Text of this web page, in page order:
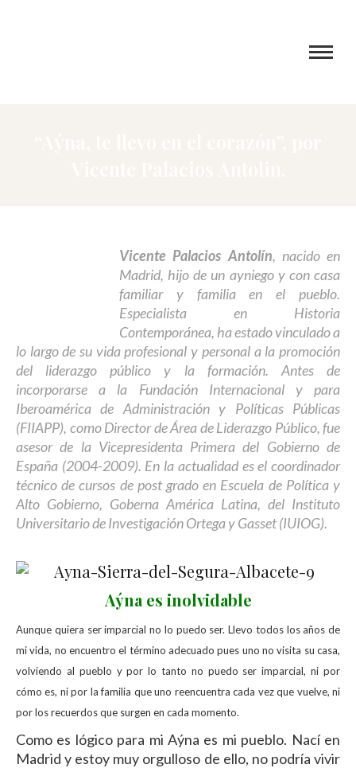
Vicente Palacios Antolín, nacido en
Madrid, hijo de un ayniego y con casa
familiar y familia en el pueblo.
Especialista en Historia
Contemporánea, ha estado vinculado a
lo largo de su vida profesional y personal a la promoción
del liderazgo público y la formación. Antes de
incorporarse a la Fundación Internacional y para
Iberoamérica de Administración y Políticas Públicas
(FIIAPP), como Director de Área de Liderazgo Público, fue
asesor de la Vicepresidenta Primera del Gobierno de
España (2004-2009). En la actualidad es el coordinador
técnico de cursos de post grado en Escuela de Política y
Alto Gobierno, Goberna América Latina, del Instituto
Universitario de Investigación Ortega y Gasset (IUIOG).
Aýna es inolvidable
Aunque quiera ser imparcial no lo puedo ser. Llevo todos los años de
mi vida, no encuentro el término adecuado pues uno no visita su casa,
volviendo al pueblo y por lo tanto no puedo ser imparcial, ni por
cómo es, ni por la familia que uno reencuentra cada vez que vuelve, ni
por los recuerdos que surgen en cada momento.
Como es lógico para mi Aýna es mi pueblo. Nací en
Madrid y estoy muy orgulloso de ello, no podría vivir